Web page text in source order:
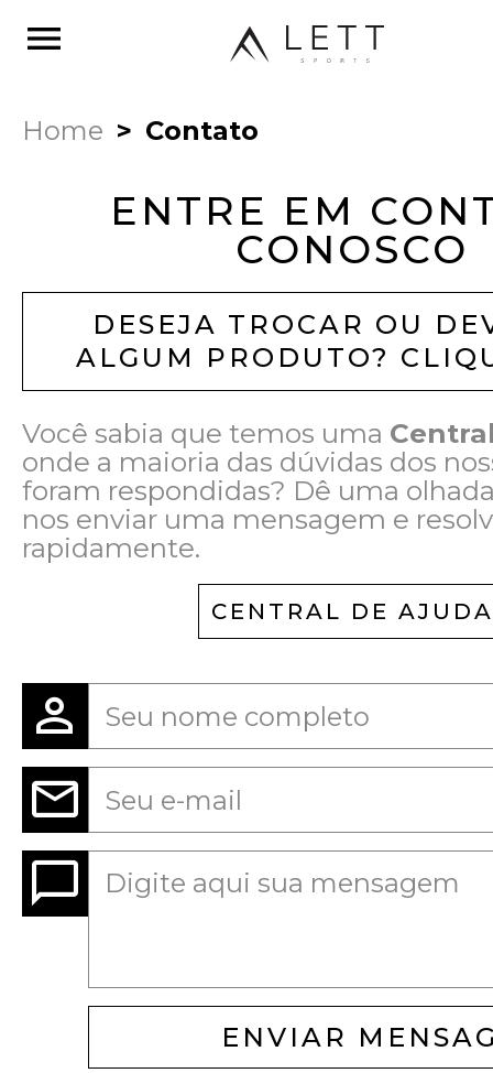
menu
Home Contato
ENTRE EM
CONOSCO
DESEJA TROCAR OU
ALGUM PRODUTO?
Você sabia que temos uma
onde a maioria das dúvidas dos
foram respondidas? Dê uma
nos enviar uma mensagem e
rapidamente.
CENTRAL DE AJUDA
ENVIAR